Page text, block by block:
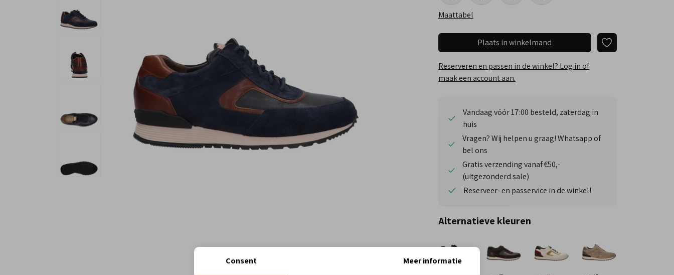
Maattabel
Plaats in winkelmand
Reserveren en passen in de winkel? Log in of
maak een account aan.
Vandaag vóór 17:00 besteld, zaterdag in
huis
Vragen? Wij helpen u graag! Whatsapp of
bel ons
Gratis verzending vanaf €50,-
(uitgezonderd sale)
Reserveer- en passervice in de winkel!
Alternatieve kleuren
Consent Meer informatie